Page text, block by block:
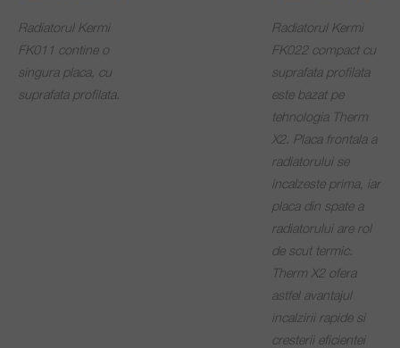
Radiatorul Kermi
FK011 contine o
singura placa, cu
suprafata profilata.
Radiatorul Kermi
FK022 compact cu
suprafata profilata
este bazat pe
tehnologia Therm
X2. Placa frontala a
radiatorului se
incalzeste prima, iar
placa din spate a
radiatorului are rol
de scut termic.
Therm X2 ofera
astfel avantajul
incalzirii rapide si
cresterii eficientei